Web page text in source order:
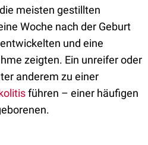
meisten gestillten
Woche nach der Geburt
und eine
zeigten. Ein unreifer oder
anderem zu einer
führen – einer häufigen